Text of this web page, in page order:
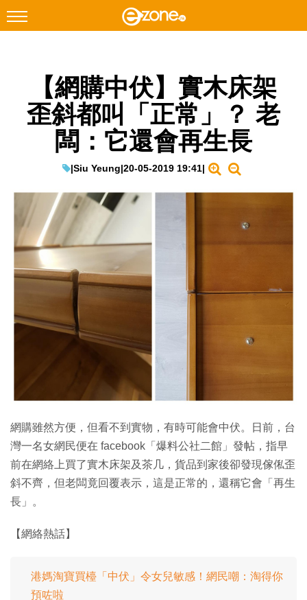
Facebook Instagram
科技焦點
教學評測
EduTech
IT Times
生成式AI與雲端應用
Enterprise Digital Transformation
特集
【網購中伏】實木床架
歪斜都叫「正常」？ 老
闆：它還會再生長
|Siu Yeung|20-05-2019 19:41|
網購雖然方便，但看不到實物，有時可能會中伏。日前，台
灣一名女網民便在 facebook「爆料公社二館」發帖，指早
前在網絡上買了實木床架及茶几，貨品到家後卻發現傢俬歪
斜不齊，但老闆竟回覆表示，這是正常的，還稱它會「再生
長」。
【網絡熱話】
港媽淘寶買檯「中伏」令女兒敏感！網民嘲：淘得你
預咗啦